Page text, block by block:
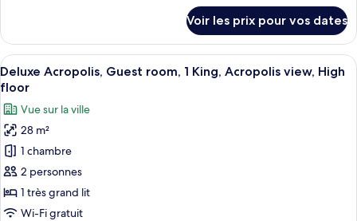
room,
2
Twin,
Acropolis
view
le
type
de
chambre
Acropolis,
Guest
room,
2
Twin,
view
Voir les prix pour vos dates
Afficher
toutes
les
photos
pour
ce
type
de
chambre :
Une chambre d’hôtel avec un grand
5
Deluxe Acropolis, Guest room, 1 King, Acropolis view, High
floor
Vue sur la ville
28 m²
1 chambre
2 personnes
1 très grand lit
Wi-Fi gratuit